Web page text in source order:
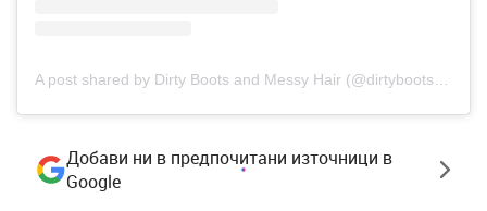
A post shared by Dirty Boots and Messy Hair (@dirtybootsandmessyhair)
Добави ни в предпочитани източници в
Google